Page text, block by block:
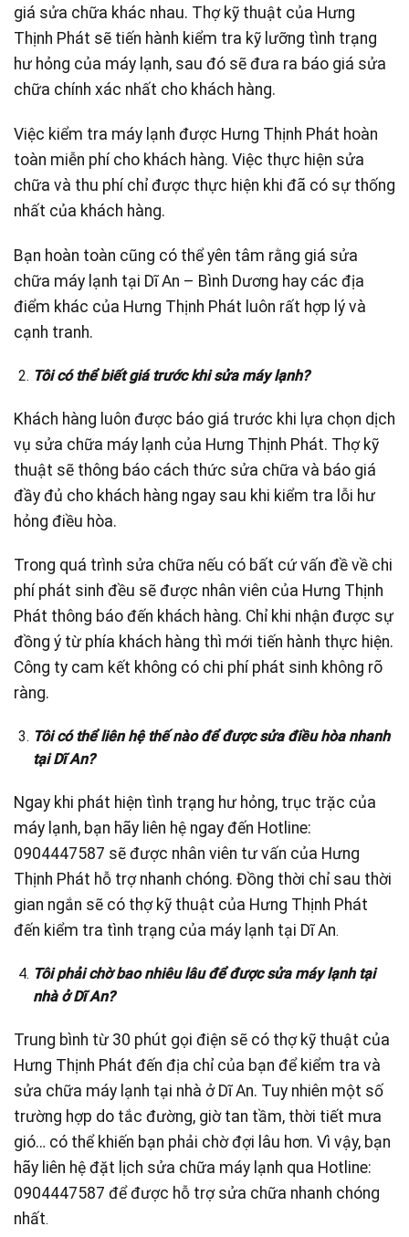
giá sửa chữa khác nhau. Thợ kỹ thuật của Hưng
Thịnh Phát sẽ tiến hành kiểm tra kỹ lưỡng tình trạng
hư hỏng của máy lạnh, sau đó sẽ đưa ra báo giá sửa
chữa chính xác nhất cho khách hàng.
Việc kiểm tra máy lạnh được Hưng Thịnh Phát hoàn
toàn miễn phí cho khách hàng. Việc thực hiện sửa
chữa và thu phí chỉ được thực hiện khi đã có sự thống
nhất của khách hàng.
Bạn hoàn toàn cũng có thể yên tâm rằng giá sửa
chữa máy lạnh tại Dĩ An – Bình Dương hay các địa
điểm khác của Hưng Thịnh Phát luôn rất hợp lý và
cạnh tranh.
Tôi có thể biết giá trước khi sửa máy lạnh?
Khách hàng luôn được báo giá trước khi lựa chọn dịch
vụ sửa chữa máy lạnh của Hưng Thịnh Phát. Thợ kỹ
thuật sẽ thông báo cách thức sửa chữa và báo giá
đầy đủ cho khách hàng ngay sau khi kiểm tra lỗi hư
hỏng điều hòa.
Trong quá trình sửa chữa nếu có bất cứ vấn đề về chi
phí phát sinh đều sẽ được nhân viên của Hưng Thịnh
Phát thông báo đến khách hàng. Chỉ khi nhận được sự
đồng ý từ phía khách hàng thì mới tiến hành thực hiện.
Công ty cam kết không có chi phí phát sinh không rõ
ràng.
Tôi có thể liên hệ thế nào để được sửa điều hòa nhanh
tại Dĩ An?
Ngay khi phát hiện tình trạng hư hỏng, trục trặc của
máy lạnh, bạn hãy liên hệ ngay đến Hotline:
0904447587 sẽ được nhân viên tư vấn của Hưng
Thịnh Phát hỗ trợ nhanh chóng. Đồng thời chỉ sau thời
gian ngắn sẽ có thợ kỹ thuật của Hưng Thịnh Phát
đến kiểm tra tình trạng của máy lạnh tại Dĩ An.
Tôi phải chờ bao nhiêu lâu để được sửa máy lạnh tại
nhà ở Dĩ An?
Trung bình từ 30 phút gọi điện sẽ có thợ kỹ thuật của
Hưng Thịnh Phát đến địa chỉ của bạn để kiểm tra và
sửa chữa máy lạnh tại nhà ở Dĩ An. Tuy nhiên một số
trường hợp do tắc đường, giờ tan tầm, thời tiết mưa
gió… có thể khiến bạn phải chờ đợi lâu hơn. Vì vậy, bạn
hãy liên hệ đặt lịch sửa chữa máy lạnh qua Hotline:
0904447587 để được hỗ trợ sửa chữa nhanh chóng
nhất.